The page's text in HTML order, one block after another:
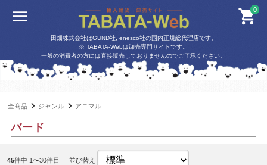
0
田畑株式会社はGUND社, enesco社の国内正規総代理店です。
※ TABATA-Webは卸売専門サイトです。
一般の消費者の方には直接販売しておりませんのでご了承ください。
全商品 ジャンル アニマル
バード
45件中 1〜30件目 並び替え